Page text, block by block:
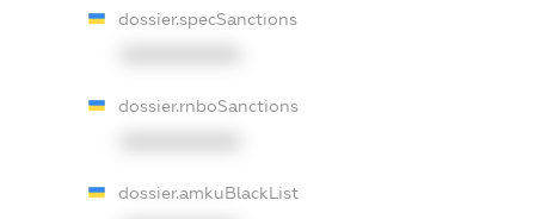
dossier.specSanctions
dossier.rnboSanctions
dossier.amkuBlackList